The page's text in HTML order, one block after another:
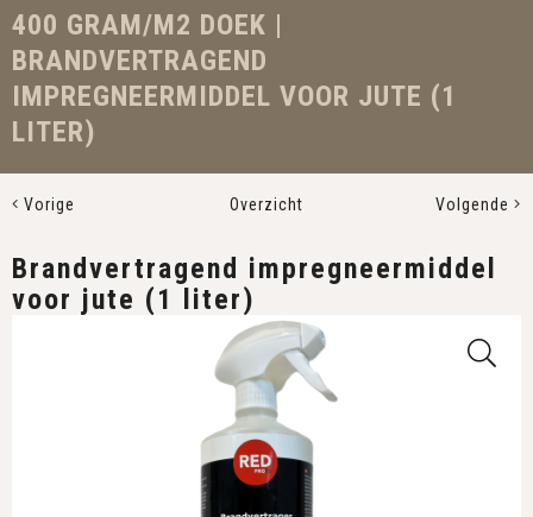
TOEPASSINGEN
OVER ONS
CONTACT
400 GRAM/M2 DOEK |
BRANDVERTRAGEND
IMPREGNEERMIDDEL VOOR JUTE (1
LITER)
Vorige Overzicht Volgende
Brandvertragend impregneermiddel
voor jute (1 liter)